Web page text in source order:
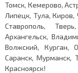
Томск, Кемерово,
Липецк, Тула, Киров,
Ставрополь,
Архангельск,
Волжский, Курган,
Саранск, Мурманск,
Красноярск!